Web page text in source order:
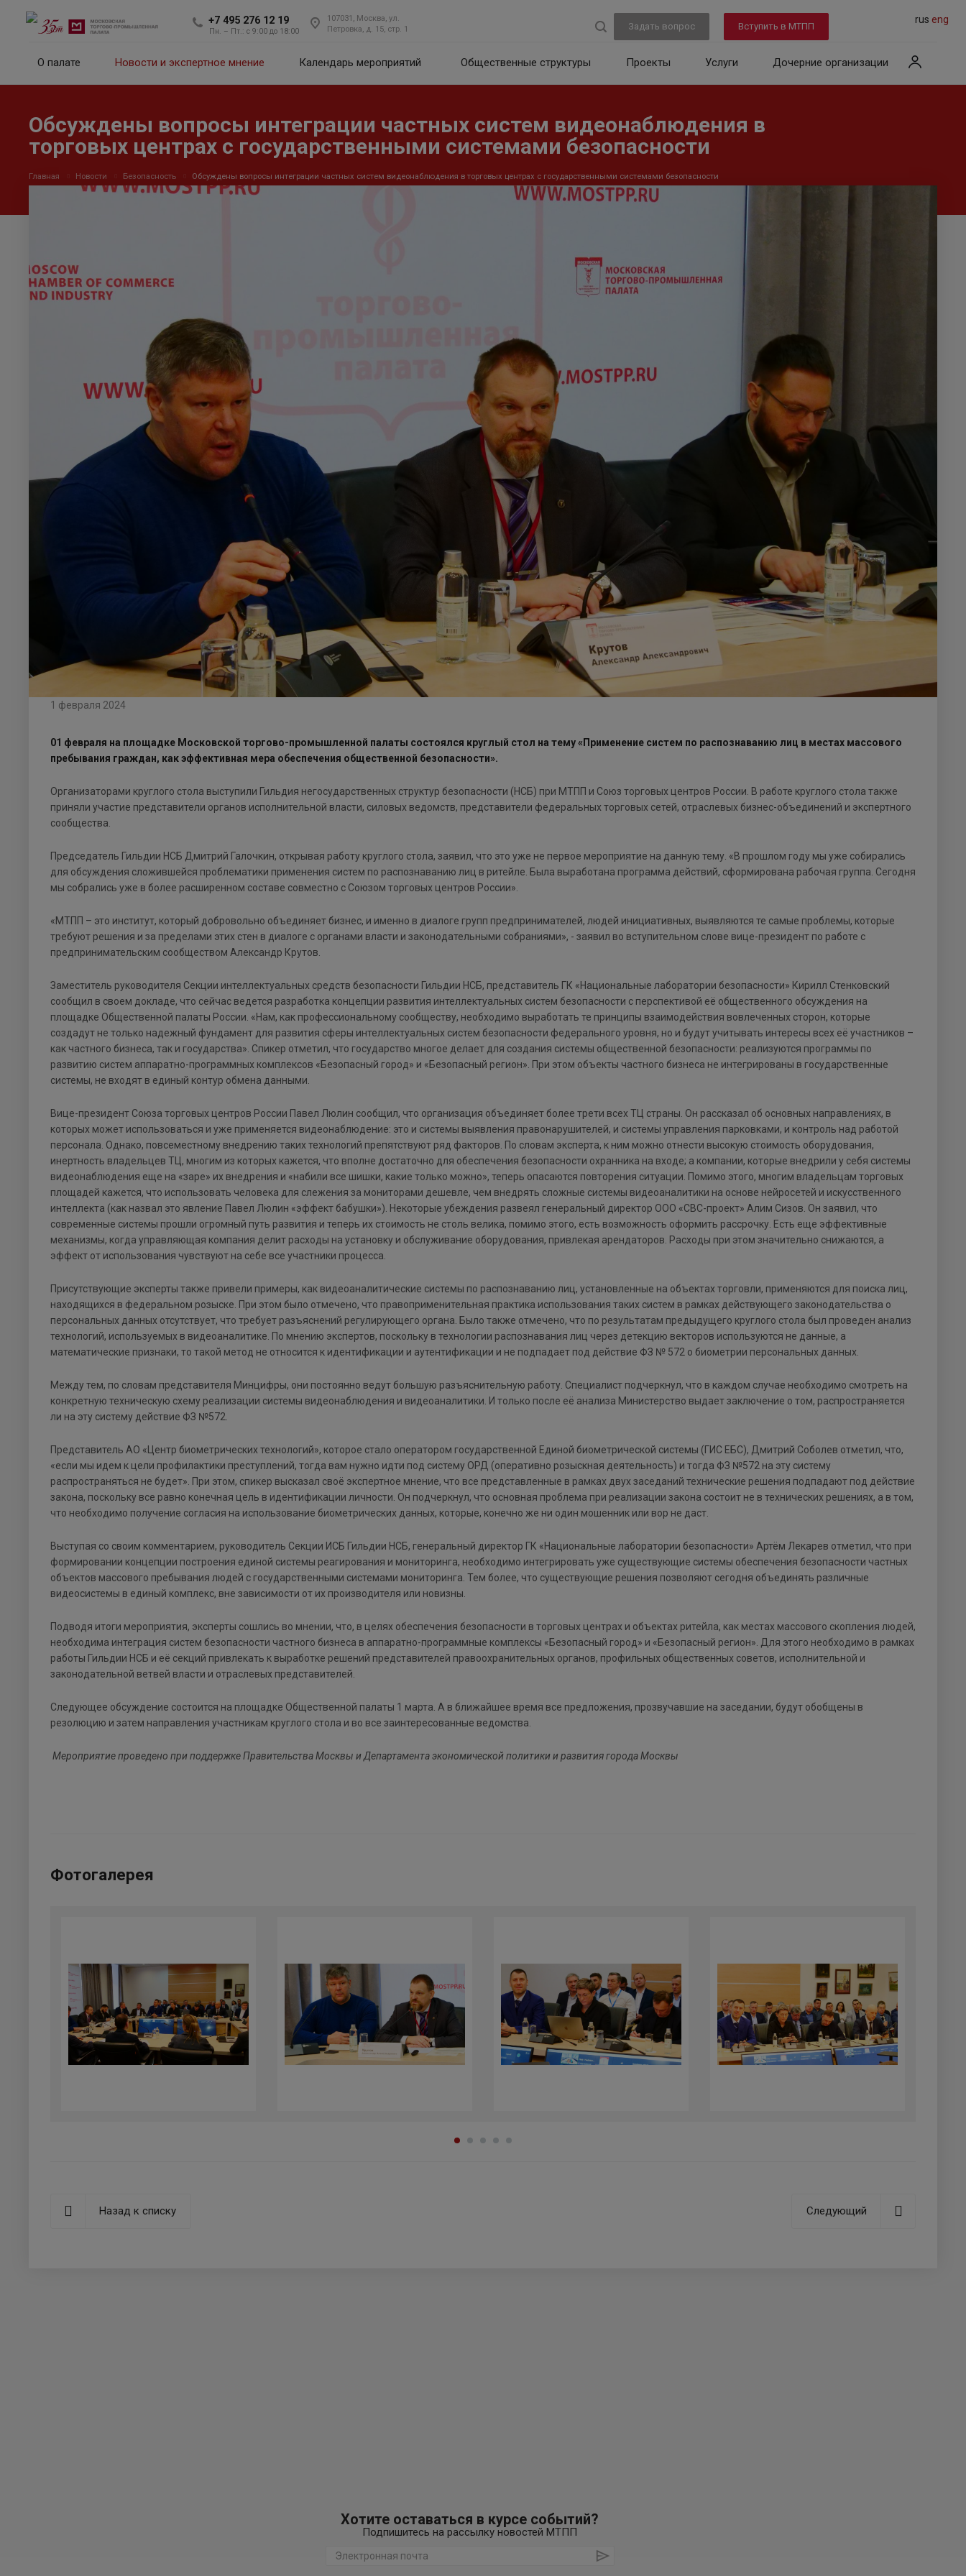
+7 495 276 12 19
Пн. – Пт.: с 9:00 до 18:00
107031, Москва, ул.
Петровка, д. 15, стр. 1
Задать вопрос Вступить в МТПП
rus eng
О палате Новости и экспертное мнение Календарь мероприятий Общественные структуры Проекты Услуги Дочерние организации
Обсуждены вопросы интеграции частных систем видеонаблюдения в
торговых центрах с государственными системами безопасности
Главная Новости Безопасность Обсуждены вопросы интеграции частных систем видеонаблюдения в торговых центрах с государственными системами безопасности
1 февраля 2024
01 февраля на площадке Московской торгово-промышленной палаты состоялся круглый стол на тему«Применение систем по распознаванию лиц в местах массового
пребывания граждан, как эффективная мера обеспечения общественной безопасности».
Организаторами круглого стола выступили Гильдия негосударственных структур безопасности (НСБ) при МТПП и Союз торговых центров России. В работе круглого стола также
приняли участие представители органов исполнительной власти, силовых ведомств, представители федеральных торговых сетей, отраслевых бизнес-объединений и экспертного
сообщества.
Председатель Гильдии НСБ Дмитрий Галочкин, открывая работу круглого стола, заявил, что это уже не первое мероприятие на данную тему. «В прошлом году мы уже собирались
для обсуждения сложившейся проблематики применения систем по распознаванию лиц в ритейле. Была выработана программа действий, сформирована рабочая группа. Сегодня
мы собрались уже в более расширенном составе совместно с Союзом торговых центров России».
«МТПП – это институт, который добровольно объединяет бизнес, и именно в диалоге групп предпринимателей, людей инициативных, выявляются те самые проблемы, которые
требуют решения и за пределами этих стен в диалоге с органами власти и законодательными собраниями», - заявил во вступительном слове вице-президент по работе с
предпринимательским сообществом Александр Крутов.
Заместитель руководителя Секции интеллектуальных средств безопасности Гильдии НСБ, представитель ГК «Национальные лаборатории безопасности» Кирилл Стенковский
сообщил в своем докладе, что сейчас ведется разработка концепции развития интеллектуальных систем безопасности с перспективой её общественного обсуждения на
площадке Общественной палаты России. «Нам, как профессиональному сообществу, необходимо выработать те принципы взаимодействия вовлеченных сторон, которые
создадут не только надежный фундамент для развития сферы интеллектуальных систем безопасности федерального уровня, но и будут учитывать интересы всех её участников –
как частного бизнеса, так и государства». Спикер отметил, что государство многое делает для создания системы общественной безопасности: реализуются программы по
развитию систем аппаратно-программных комплексов «Безопасный город» и «Безопасный регион». При этом объекты частного бизнеса не интегрированы в государственные
системы, не входят в единый контур обмена данными.
Вице-президент Союза торговых центров России Павел Люлин сообщил, что организация объединяет более трети всех ТЦ страны. Он рассказал об основных направлениях, в
которых может использоваться и уже применяется видеонаблюдение: это и системы выявления правонарушителей, и системы управления парковками, и контроль над работой
персонала. Однако, повсеместному внедрению таких технологий препятствуют ряд факторов. По словам эксперта, к ним можно отнести высокую стоимость оборудования,
инертность владельцев ТЦ, многим из которых кажется, что вполне достаточно для обеспечения безопасности охранника на входе; а компании, которые внедрили у себя системы
видеонаблюдения еще на «заре» их внедрения и «набили все шишки, какие только можно», теперь опасаются повторения ситуации. Помимо этого, многим владельцам торговых
площадей кажется, что использовать человека для слежения за мониторами дешевле, чем внедрять сложные системы видеоаналитики на основе нейросетей и искусственного
интеллекта (как назвал это явление Павел Люлин «эффект бабушки»). Некоторые убеждения развеял генеральный директор ООО «СВС-проект» Алим Сизов. Он заявил, что
современные системы прошли огромный путь развития и теперь их стоимость не столь велика, помимо этого, есть возможность оформить рассрочку. Есть еще эффективные
механизмы, когда управляющая компания делит расходы на установку и обслуживание оборудования, привлекая арендаторов. Расходы при этом значительно снижаются, а
эффект от использования чувствуют на себе все участники процесса.
Присутствующие эксперты также привели примеры, как видеоаналитические системы по распознаванию лиц, установленные на объектах торговли, применяются для поиска лиц,
находящихся в федеральном розыске. При этом было отмечено, что правоприменительная практика использования таких систем в рамках действующего законодательства о
персональных данных отсутствует, что требует разъяснений регулирующего органа. Было также отмечено, что по результатам предыдущего круглого стола был проведен анализ
технологий, используемых в видеоаналитике. По мнению экспертов, поскольку в технологии распознавания лиц через детекцию векторов используются не данные, а
математические признаки, то такой метод не относится к идентификации и аутентификации и не подпадает под действие ФЗ № 572 о биометрии персональных данных.
Между тем, по словам представителя Минцифры, они постоянно ведут большую разъяснительную работу. Специалист подчеркнул, что в каждом случае необходимо смотреть на
конкретную техническую схему реализации системы видеонаблюдения и видеоаналитики. И только после её анализа Министерство выдает заключение о том, распространяется
ли на эту систему действие ФЗ №572.
Представитель АО «Центр биометрических технологий», которое стало оператором государственной Единой биометрической системы (ГИС ЕБС), Дмитрий Соболев отметил, что,
«если мы идем к цели профилактики преступлений, тогда вам нужно идти под систему ОРД (оперативно розыскная деятельность) и тогда ФЗ №572 на эту систему
распространяться не будет». При этом, спикер высказал своё экспертное мнение, что все представленные в рамках двух заседаний технические решения подпадают под действие
закона, поскольку все равно конечная цель в идентификации личности. Он подчеркнул, что основная проблема при реализации закона состоит не в технических решениях, а в том,
что необходимо получение согласия на использование биометрических данных, которые, конечно же ни один мошенник или вор не даст.
Выступая со своим комментарием, руководитель Секции ИСБ Гильдии НСБ, генеральный директор ГК «Национальные лаборатории безопасности» Артём Лекарев отметил, что при
формировании концепции построения единой системы реагирования и мониторинга, необходимо интегрировать уже существующие системы обеспечения безопасности частных
объектов массового пребывания людей с государственными системами мониторинга. Тем более, что существующие решения позволяют сегодня объединять различные
видеосистемы в единый комплекс, вне зависимости от их производителя или новизны.
Подводя итоги мероприятия, эксперты сошлись во мнении, что, в целях обеспечения безопасности в торговых центрах и объектах ритейла, как местах массового скопления людей,
необходима интеграция систем безопасности частного бизнеса в аппаратно-программные комплексы «Безопасный город» и «Безопасный регион». Для этого необходимо в рамках
работы Гильдии НСБ и её секций привлекать к выработке решений представителей правоохранительных органов, профильных общественных советов, исполнительной и
законодательной ветвей власти и отраслевых представителей.
Следующее обсуждение состоится на площадке Общественной палаты 1 марта. А в ближайшее время все предложения, прозвучавшие на заседании, будут обобщены в
резолюцию и затем направления участникам круглого стола и во все заинтересованные ведомства.
Мероприятие проведено при поддержке Правительства Москвы и Департамента экономической политики и развития города Москвы
Фотогалерея
Назад к списку Следующий
Хотите оставаться в курсе событий?
Подпишитесь на рассылку новостей МТПП